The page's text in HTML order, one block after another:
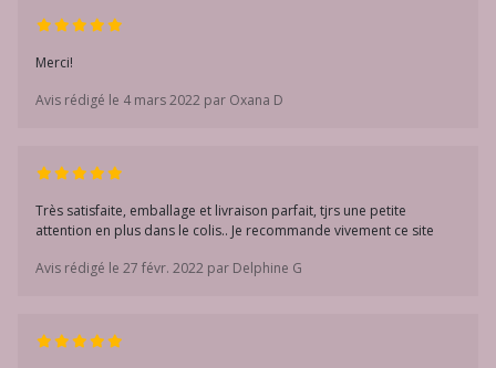
Merci!
Avis rédigé le 4 mars 2022 par Oxana D
Très satisfaite, emballage et livraison parfait, tjrs une petite
attention en plus dans le colis.. Je recommande vivement ce site
Avis rédigé le 27 févr. 2022 par Delphine G